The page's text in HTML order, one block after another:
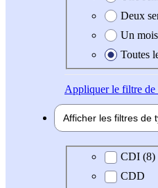
Deux
Un mois
Toutes
Appliquerle filtre de
Afficher les filtres de
Type de contrat
CDI (8)
CDD